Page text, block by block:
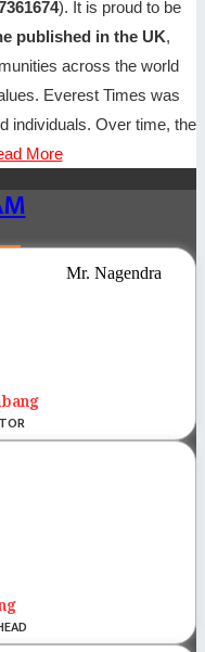
). It is proud to be
published in the UK,
across the world
Everest Times was
individuals. Over time, the
More